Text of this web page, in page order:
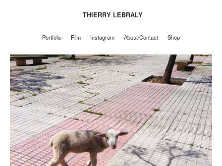
Instagram About/Contact
THIERRY LEBRALY
Portfolio Film Instagram About/Contact Shop